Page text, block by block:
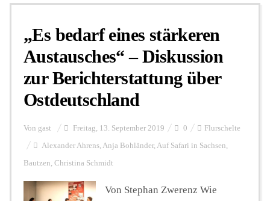
Personalien
Hintergrund
FUNKTURM-Beiträge
„Es bedarf eines stärkeren
Austausches“ – Diskussion
zur Berichterstattung über
Ostdeutschland
Von gast Freitag, 13. September 2019 0 Flurschelte
Alexander Ahrens, Anja Bohländer, Auf Safari in Sachsen,
Bautzen, Christina Schmidt
Von Stephan Zwerenz Wie